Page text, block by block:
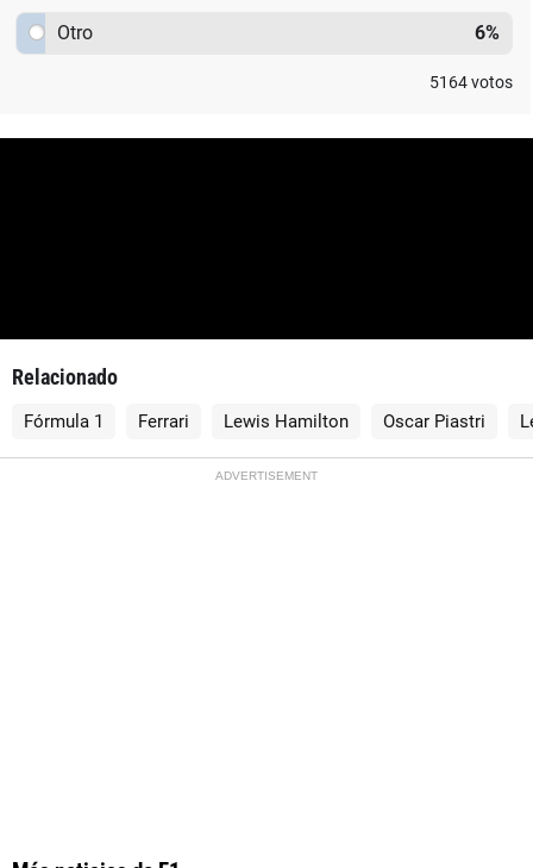
Otro 6%
5164votos
Relacionado
Fórmula 1 Ferrari Lewis Hamilton Oscar Piastri
ADVERTISEMENT